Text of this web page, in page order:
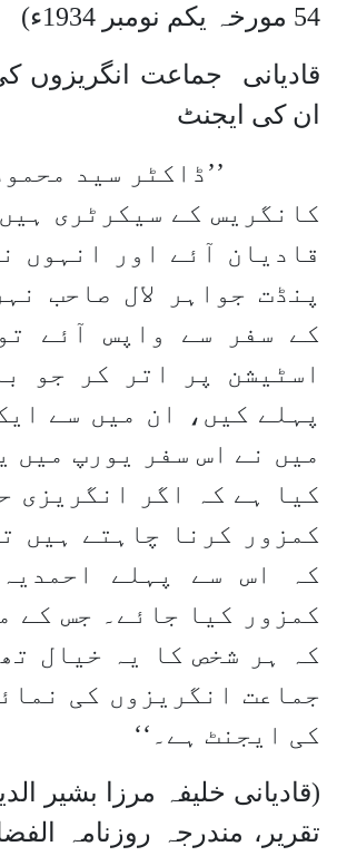
54 مورخہ یکم نومبر 1934ء)
قادیانی جماعت انگریزوں کی
ان کی ایجنٹ
’’ڈاکٹر سید محمود
کانگریس کے سیکرٹری
قادیان آئے اور انہوں
پنڈت جواہر لال صاحب
کے سفر سے واپس آئے
اسٹیشن پر اتر کر جو
پہلے کیں، ان میں سے
میں نے اس سفر یورپ میں
کیا ہے کہ اگر انگریزی
کمزور کرنا چاہتے ہیں
کہ اس سے پہلے
کمزور کیا جائے۔ جس کے
کہ ہر شخص کا یہ خیال
جماعت انگریزوں کی
کی ایجنٹ ہے۔‘‘
(قادیانی خلیفہ مرزا بشیر
تقریر، مندرجہ روزنامہ